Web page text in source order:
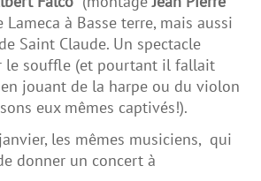
Lameca à Basse terre, mais aussi
Saint Claude. Un spectacle
le souffle (et pourtant il fallait
en jouant de la harpe ou du violon
eux mêmes captivés!).
les mêmes musiciens, qui
donner un concert à